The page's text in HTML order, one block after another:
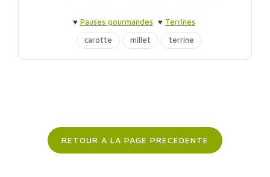
♥ Pauses gourmandes ♥ Terrines
carotte
millet terrine
RETOUR À LA PAGE PRÉCÉDENTE